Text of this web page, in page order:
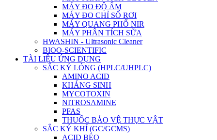
MÁY ĐO ĐỘ ẨM
MÁY ĐO CHỈ SỐ RƠI
MÁY QUANG PHỔ NIR
MÁY PHÂN TÍCH SỮA
HWASHIN - Ultrasonic Cleaner
BIOO-SCIENTIFIC
TÀI LIỆU ỨNG DỤNG
SẮC KÝ LỎNG (HPLC/UHPLC)
AMINO ACID
KHÁNG SINH
MYCOTOXIN
NITROSAMINE
PFAS
THUỐC BẢO VỆ THỰC VẬT
SẮC KÝ KHÍ (GC/GCMS)
ACID BÉO